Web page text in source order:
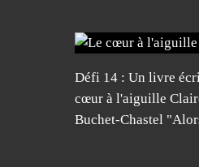
Défi 14 : Un livre
cœur à l'aiguille
Buchet-Chastel